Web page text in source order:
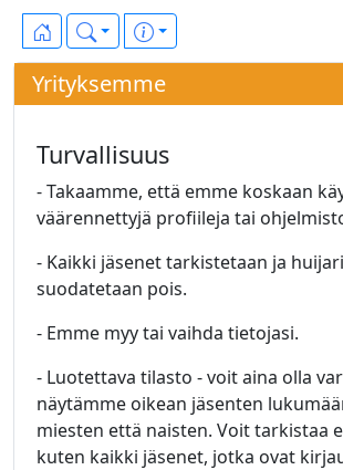
Yrityksemme
Turvallisuus
- Takaamme, että emme koskaan
väärennettyjä profiileja tai
- Kaikki jäsenet tarkistetaan ja
suodatetaan pois.
- Emme myy tai vaihda tietojasi.
- Luotettava tilasto - voit aina olla
näytämme oikean jäsenten
miesten että naisten. Voit tarkistaa
kuten kaikki jäsenet, jotka ovat